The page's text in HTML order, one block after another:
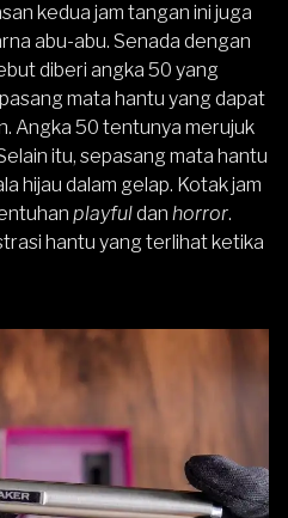
kedua jam tangan ini juga
abu-abu. Senada dengan
diberi angka 50 yang
mata hantu yang dapat
Angka 50 tentunya merujuk
itu, sepasang mata hantu
hijau dalam gelap. Kotak jam
playfuldan horror.
hantu yang terlihat ketika